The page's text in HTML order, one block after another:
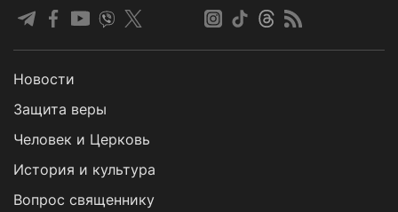
Новости
Защита веры
Человек и Церковь
История и культура
Вопрос священнику